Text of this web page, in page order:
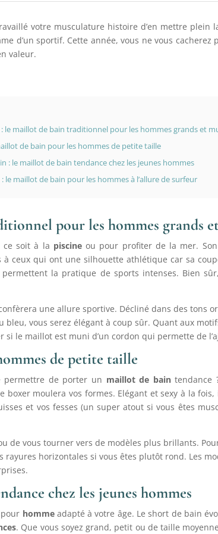
votre musculature histoire d’en mettre plein
d’un sportif. Cette année, vous ne vous
valeur.
: le maillot de bain traditionnel pour les hommes grands et
de bain pour les hommes de petite taille
: le maillot de bain tendance chez les jeunes hommes
le maillot de bain pour les hommes à l’allure de surfeur
pour les hommes grands
ce soit à la piscineou pour profiter de la mer.
à ceux qui ont une silhouette athlétique car sa
la pratique de sports intenses. Bien
une allure sportive. Décliné dans des tons
vous serez élégant à coup sûr. Quant aux
le maillot est muni d’un cordon qui permette de
de petite taille
permettre de porter un maillot de baintendance
moulera vos formes. Elégant et sexy à la
et vos fesses (un super atout si vous êtes
de vous tourner vers de modèles plus brillants.
horizontales si vous êtes plutôt rond. Les
chez les jeunes hommes
hommeadapté à votre âge. Le short de bain
. Que vous soyez grand, petit ou de taille